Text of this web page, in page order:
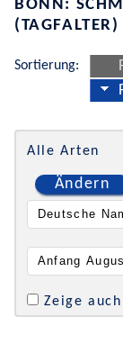
BONN:
(TAGFALTER)
Sortierung:
Alle Arten
Ändern
Zeige